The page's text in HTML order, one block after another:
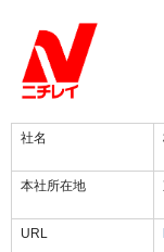
社名
本社所在地
URL